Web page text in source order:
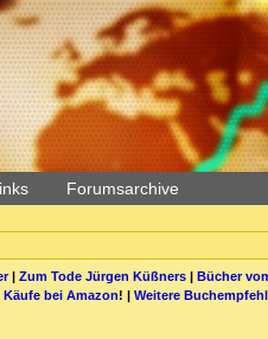
Forumsarchive
| Zum Tode Jürgen Küßners| Bücher
Käufe bei Amazon! | Weitere